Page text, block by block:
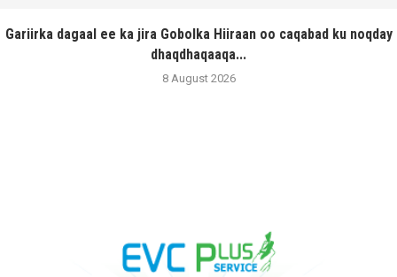
Gariirka dagaal ee ka jira Gobolka Hiiraan oo caqabad ku noqday
dhaqdhaqaaqa...
8 August 2026